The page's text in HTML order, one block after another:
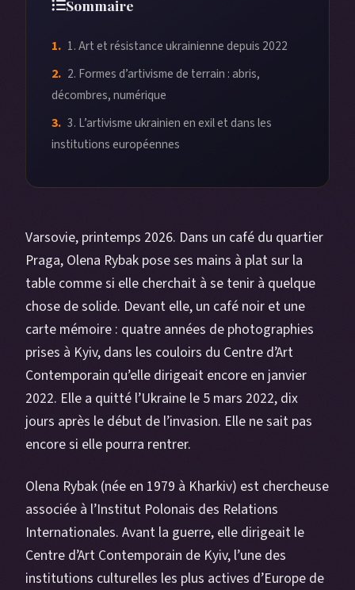
Sommaire
1. Art et résistance ukrainienne depuis 2022
2. Formes d’artivisme de terrain : abris,
décombres, numérique
3. L’artivisme ukrainien en exil et dans les
institutions européennes
Varsovie, printemps 2026. Dans un café du quartier
Praga, Olena Rybak pose ses mains à plat sur la
table comme si elle cherchait à se tenir à quelque
chose de solide. Devant elle, un café noir et une
carte mémoire : quatre années de photographies
prises à Kyiv, dans les couloirs du Centre d’Art
Contemporain qu’elle dirigeait encore en janvier
2022. Elle a quitté l’Ukraine le 5 mars 2022, dix
jours après le début de l’invasion. Elle ne sait pas
encore si elle pourra rentrer.
Olena Rybak (née en 1979 à Kharkiv) est chercheuse
associée à l’Institut Polonais des Relations
Internationales. Avant la guerre, elle dirigeait le
Centre d’Art Contemporain de Kyiv, l’une des
institutions culturelles les plus actives d’Europe de